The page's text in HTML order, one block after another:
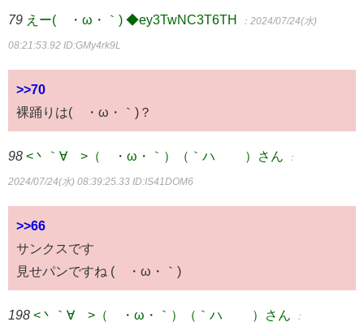
79 えー(´・ω・｀) ◆ey3TwNC3T6TH ：2024/07/24(水)
08:21:53.92 ID:GMy4rk9L
>>70
裸踊りは(´・ω・｀)？
98 <丶｀∀´>（´・ω・｀）（｀ハ´ ）さん ：
2024/07/24(水) 08:39:25.33 ID:IS41DOM6
>>66
サンクスです
見せパンですね (´・ω・｀)
198 <丶｀∀´>（´・ω・｀）（｀ハ´ ）さん ：